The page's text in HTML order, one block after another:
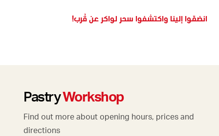
انضمّوا إلينا واكتشفوا سحر لواكر عن قُرب!
PastryWorkshop
Find out more about opening hours, prices and
directions